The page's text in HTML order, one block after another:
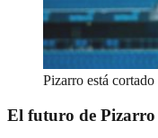
Pizarro está
El futuro de